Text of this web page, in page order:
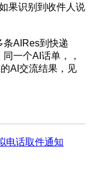
果识别到收件人说
AIRes到快递
一个AI话单，，
AI交流结果，见
电话取件通知